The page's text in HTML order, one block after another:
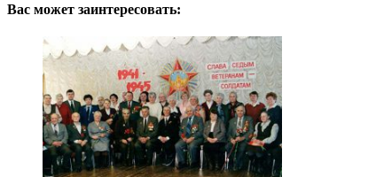
Вас может заинтересовать: